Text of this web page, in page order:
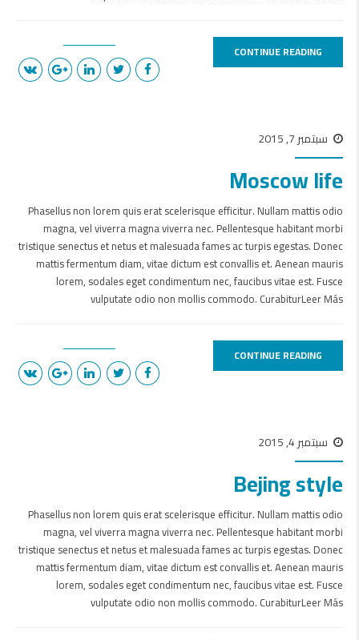
CONTINUE READING
سبتمبر 7, 2015
Moscow life
Phasellus non lorem quis erat scelerisque efficitur. Nullam mattis odio
magna, vel viverra magna viverra nec. Pellentesque habitant morbi
tristique senectus et netus et malesuada fames ac turpis egestas. Donec
mattis fermentum diam, vitae dictum est convallis et. Aenean mauris
lorem, sodales eget condimentum nec, faucibus vitae est. Fusce
vulputate odio non mollis commodo. CurabiturLeer Más
CONTINUE READING
سبتمبر 4, 2015
Bejing style
Phasellus non lorem quis erat scelerisque efficitur. Nullam mattis odio
magna, vel viverra magna viverra nec. Pellentesque habitant morbi
tristique senectus et netus et malesuada fames ac turpis egestas. Donec
mattis fermentum diam, vitae dictum est convallis et. Aenean mauris
lorem, sodales eget condimentum nec, faucibus vitae est. Fusce
vulputate odio non mollis commodo. CurabiturLeer Más